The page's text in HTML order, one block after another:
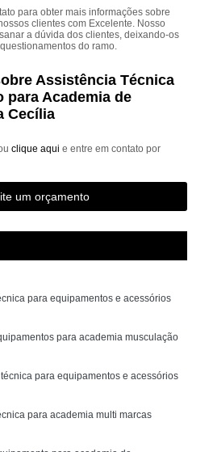
para obter mais informações sobre
clientes com Excelente. Nosso
a dúvida dos clientes, deixando-os
do ramo.
Assistência Técnica
para Academia de
Cecília
clique aqui e entre em contato por
um orçamento
para equipamentos e acessórios
para academia musculação
para equipamentos e acessórios
para academia multi marcas